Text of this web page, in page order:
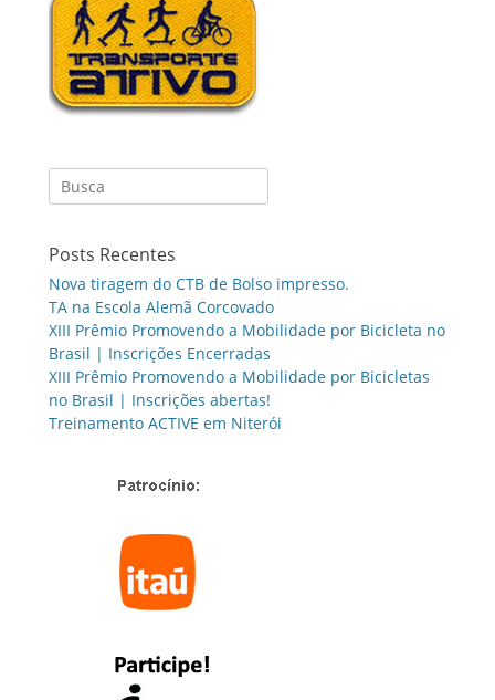
Search
for:
Posts Recentes
Nova tiragem do CTB de Bolso impresso.
TA na Escola Alemã Corcovado
XIII Prêmio Promovendo a Mobilidade por Bicicleta no
Brasil | Inscrições Encerradas
XIII Prêmio Promovendo a Mobilidade por Bicicletas
no Brasil | Inscrições abertas!
Treinamento ACTIVE em Niterói